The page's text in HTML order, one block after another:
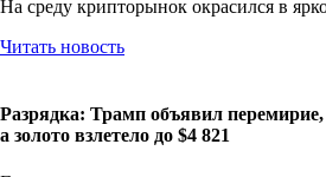
На среду крипторынок окрасился в
Читать новость
Разрядка: Трамп объявил
а золото взлетело до $4 821